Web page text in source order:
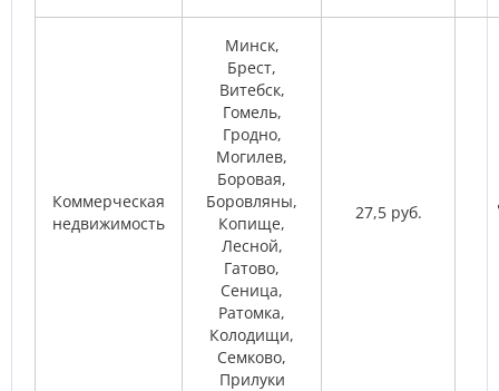
Коммерческая
недвижимость
Минск,
Брест,
Витебск,
Гомель,
Гродно,
Могилев,
Боровая,
Боровляны,
Копище,
Лесной,
Гатово,
Сеница,
Ратомка,
Колодищи,
Семково,
Прилуки
27,5 руб.